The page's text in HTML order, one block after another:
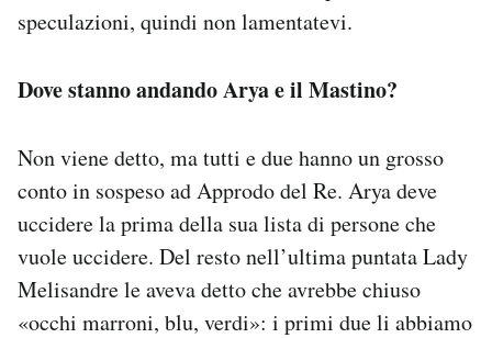
speculazioni, quindi non lamentatevi.
Dove stanno andando Arya e il Mastino?
Non viene detto, ma tutti e due hanno un grosso
conto in sospeso ad Approdo del Re. Arya deve
uccidere la prima della sua lista di persone che
vuole uccidere. Del resto nell’ultima puntata Lady
Melisandre le aveva detto che avrebbe chiuso
«occhi marroni, blu, verdi»: i primi due li abbiamo